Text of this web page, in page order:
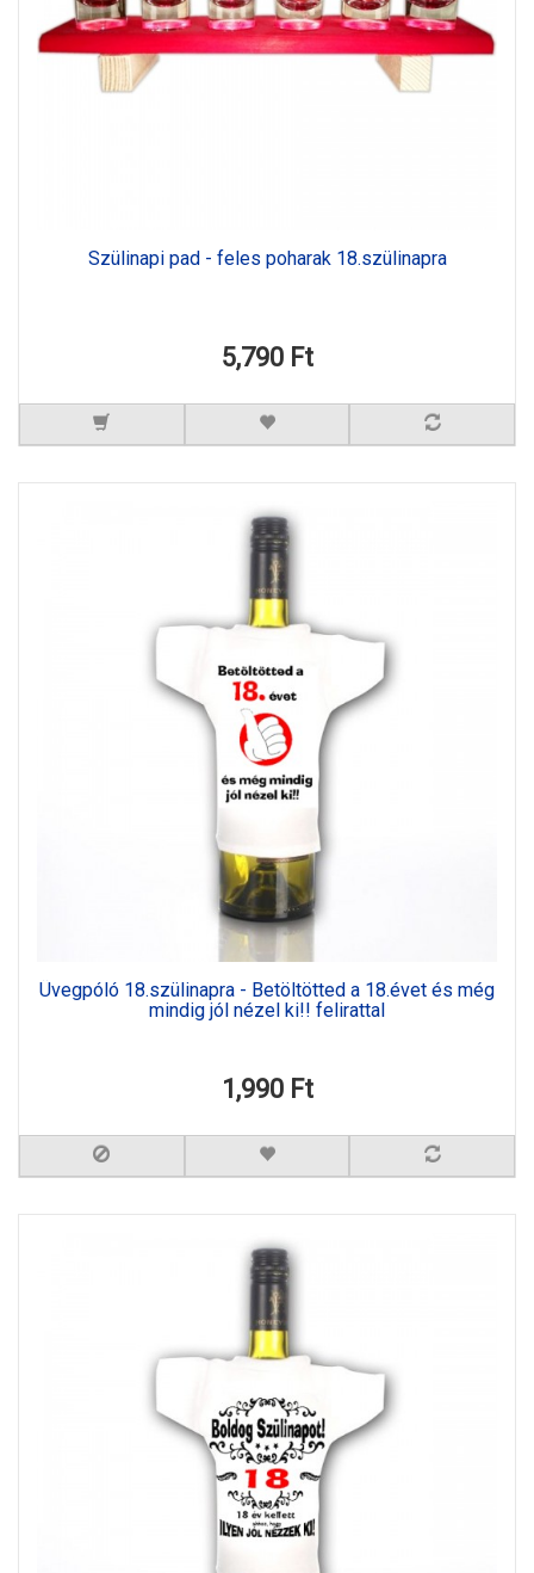
Szülinapi pad - feles poharak 18.szülinapra
5,790 Ft
Üvegpóló 18.szülinapra - Betöltötted a 18.évet és még
mindig jól nézel ki!! felirattal
1,990 Ft